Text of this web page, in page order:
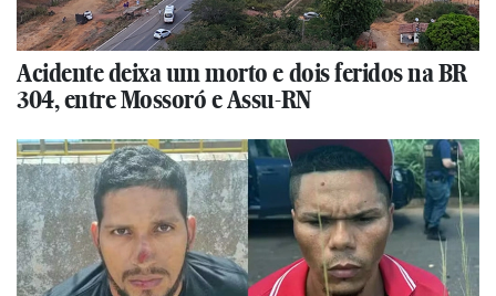
Acidente deixa um morto e dois feridos na BR
304, entre Mossoró e Assu-RN